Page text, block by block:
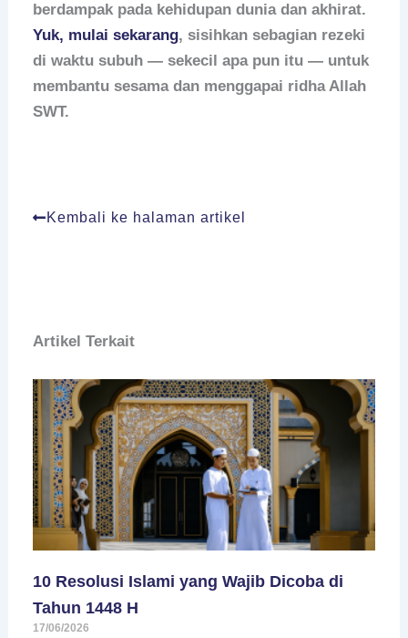
berdampak pada kehidupan dunia dan akhirat.
Yuk, mulai sekarang, sisihkan sebagian rezeki
di waktu subuh — sekecil apa pun itu — untuk
membantu sesama dan menggapai ridha Allah
SWT.
Kembali ke halaman artikel
Artikel Terkait
10 Resolusi Islami yang Wajib Dicoba di
Tahun 1448 H
17/06/2026